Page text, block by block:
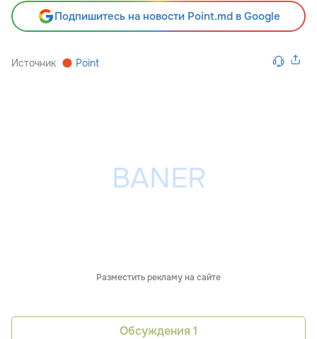
Подпишитесь на новости Point.md в Google
Источник Point
Разместить рекламу на сайте
Обсуждения 1